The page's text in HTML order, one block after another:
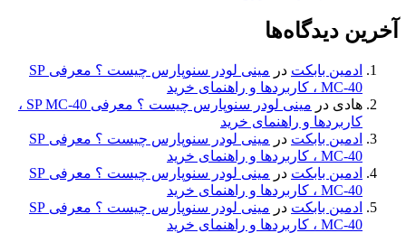
آخرین دیدگاه‌ها
ادمین بابکت در
مینی لودر سنوپارس چیست ؟ معرفی SP
MC-40 ، کاربردها و راهنمای خرید
هادی در
مینی لودر سنوپارس چیست ؟ معرفی SP MC-40 ،
کاربردها و راهنمای خرید
ادمین بابکت در
مینی لودر سنوپارس چیست ؟ معرفی SP
MC-40 ، کاربردها و راهنمای خرید
ادمین بابکت در
مینی لودر سنوپارس چیست ؟ معرفی SP
MC-40 ، کاربردها و راهنمای خرید
ادمین بابکت در
مینی لودر سنوپارس چیست ؟ معرفی SP
MC-40 ، کاربردها و راهنمای خرید